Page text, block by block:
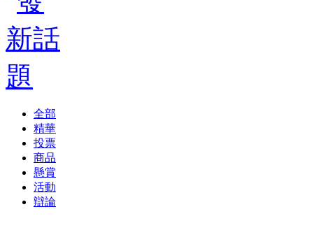
全部
精華
投票
商品
懸賞
活動
辯論